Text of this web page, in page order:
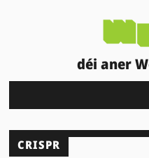
déi aner
CRISPR